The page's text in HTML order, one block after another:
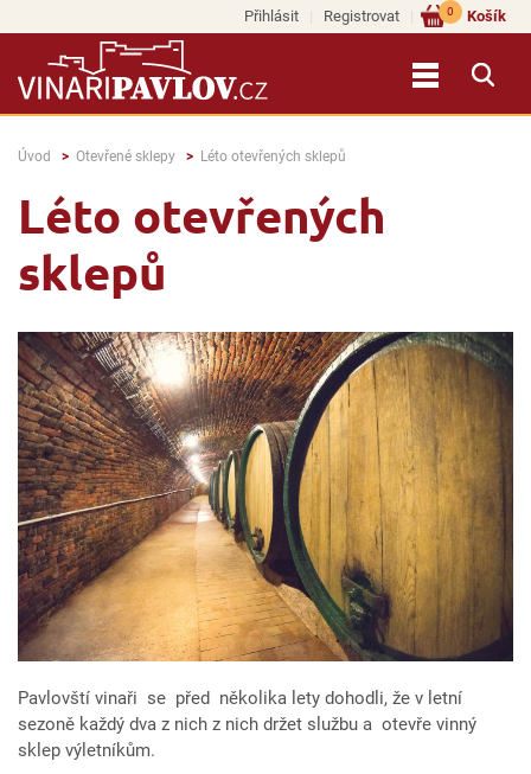
Přihlásit Registrovat Košík
0
Úvod Otevřené sklepy Léto otevřených sklepů
Léto otevřených
sklepů
Pavlovští vinaři se před několika lety dohodli, že v letní
sezoně každý dva z nich z nich držet službu a otevře vinný
sklep výletníkům.